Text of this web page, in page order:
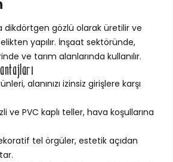
dikdörtgen gözlü olarak üretilir ve
yapılır. İnşaat sektöründe,
ve tarım alanlarında kullanılır.
alanınızı izinsiz girişlere karşı
ve PVC kaplı teller, hava koşullarına
tel örgüler, estetik açıdan